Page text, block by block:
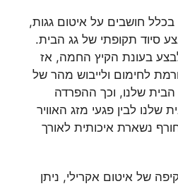
בכלל חושבים על איטום גגות,
סיוד תקופתי של גג הבית.
בעונת הקיץ החמה, אז
לחימום ולייבוש מהר של
שלנו, וכך ההפרדה
שלנו לבין פגעי מזג האוויר
נשארת איכותית לאורך
של איטום אקרילי, ניתן